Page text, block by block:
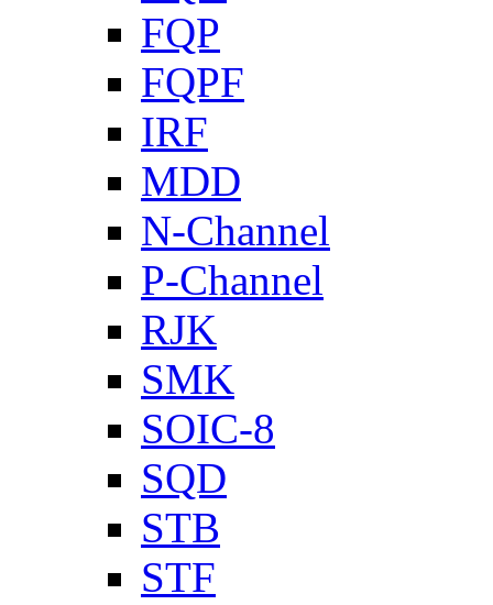
FQP
FQPF
IRF
MDD
N-Channel
P-Channel
RJK
SMK
SOIC-8
SQD
STB
STF